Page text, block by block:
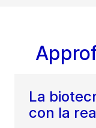
La
con la